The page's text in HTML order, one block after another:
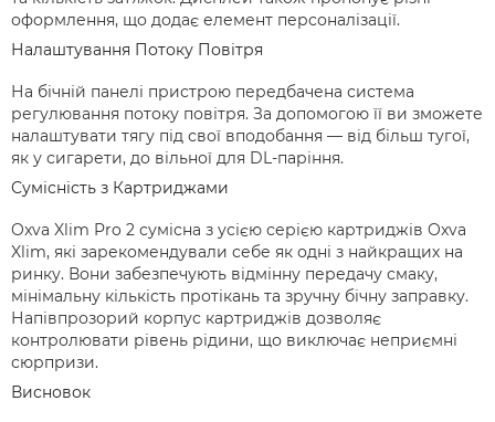
оформлення, що додає елемент персоналізації.
Налаштування Потоку Повітря
На бічній панелі пристрою передбачена система
регулювання потоку повітря. За допомогою її ви зможете
налаштувати тягу під свої вподобання — від більш тугої,
як у сигарети, до вільної для DL-паріння.
Сумісність з Картриджами
Oxva Xlim Pro 2 сумісна з усією серією картриджів Oxva
Xlim, які зарекомендували себе як одні з найкращих на
ринку. Вони забезпечують відмінну передачу смаку,
мінімальну кількість протікань та зручну бічну заправку.
Напівпрозорий корпус картриджів дозволяє
контролювати рівень рідини, що виключає неприємні
сюрпризи.
Висновок